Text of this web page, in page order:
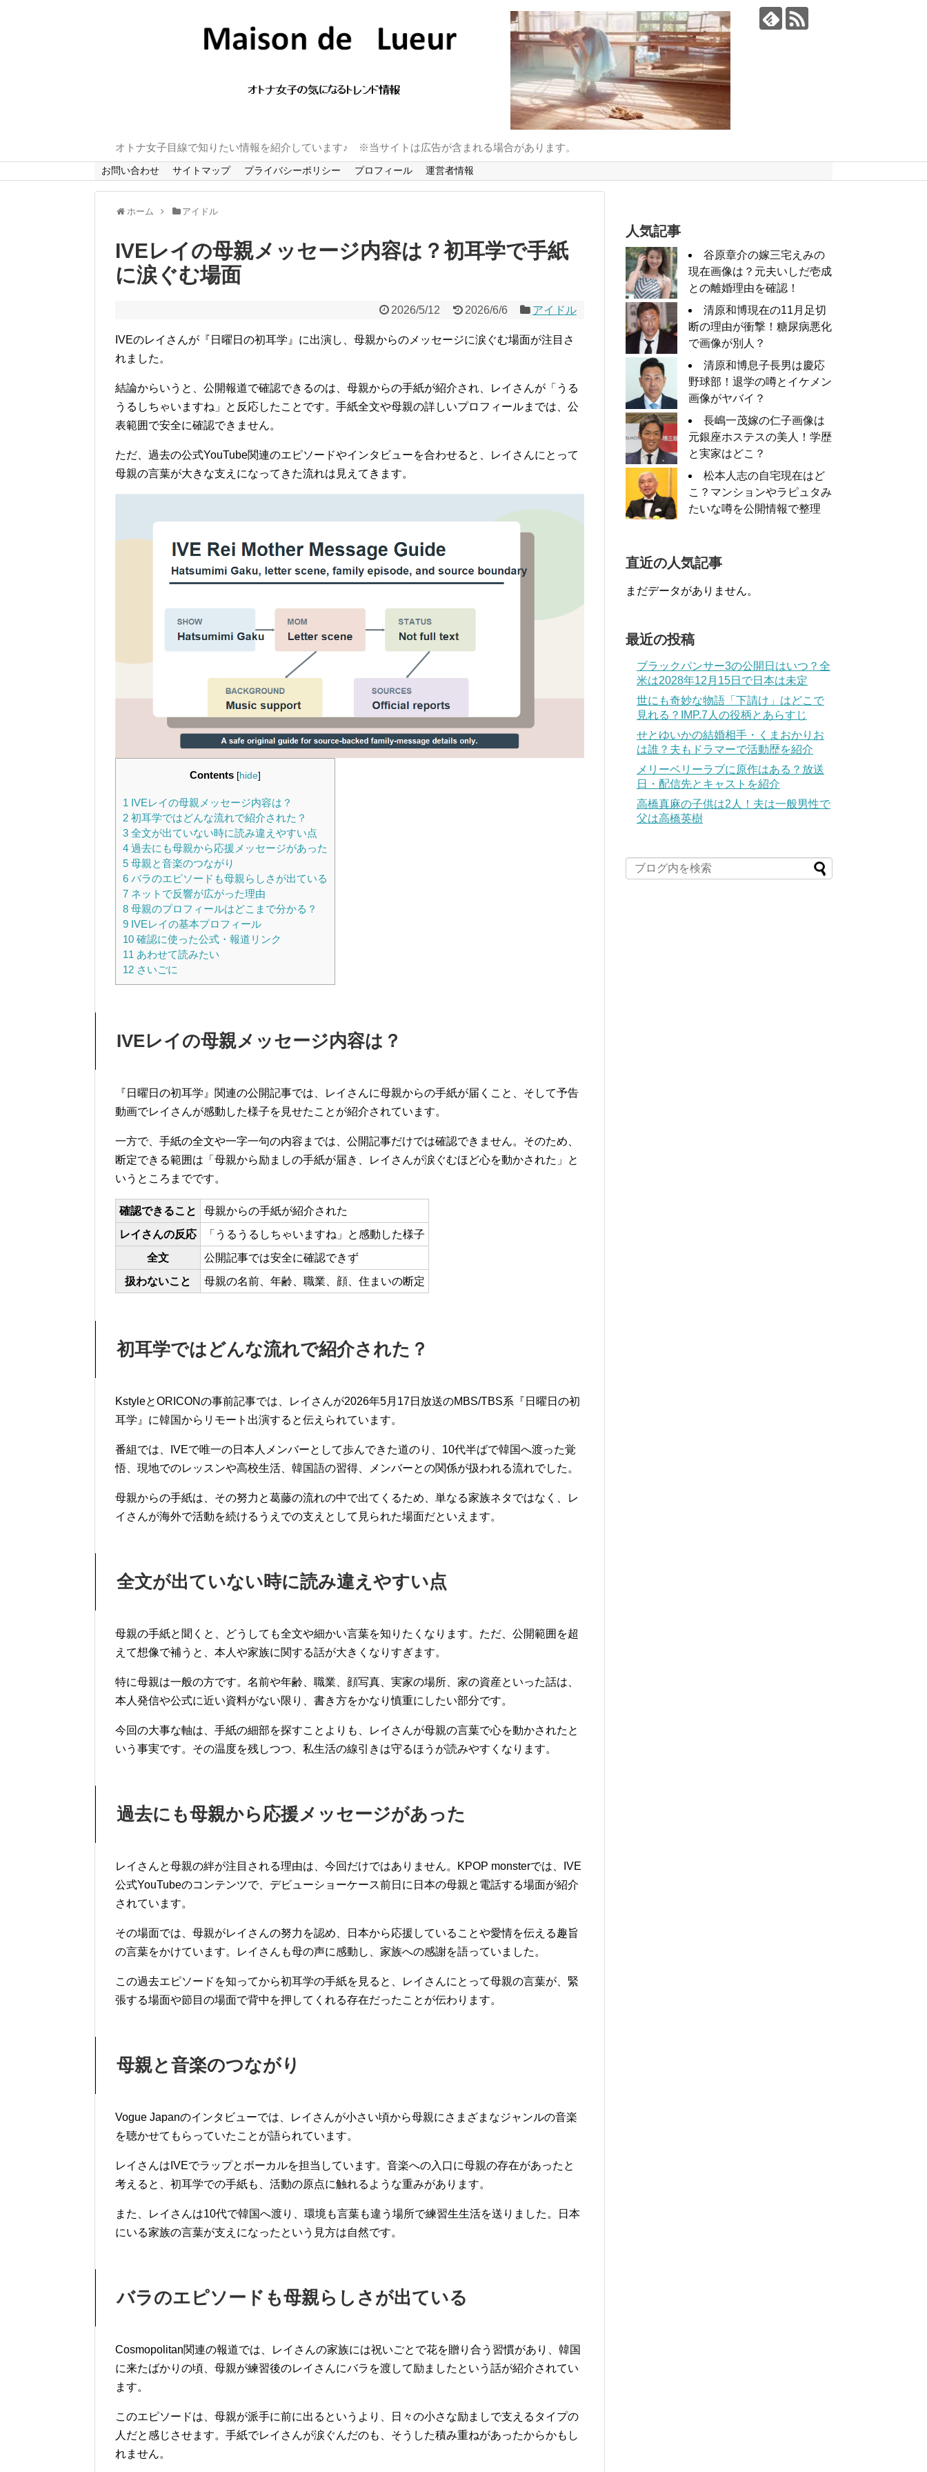
オトナ女子目線で知りたい情報を紹介しています♪ ※当サイトは広告が含まれる場合があります。
お問い合わせ サイトマップ プライバシーポリシー プロフィール 運営者情報
ホーム アイドル
IVEレイの母親メッセージ内容は？初耳学で手紙
に涙ぐむ場面
2026/5/12 2026/6/6 アイドル
IVEのレイさんが『日曜日の初耳学』に出演し、母親からのメッセージに涙ぐむ場面が注目さ
れました。
結論からいうと、公開報道で確認できるのは、母親からの手紙が紹介され、レイさんが「うる
うるしちゃいますね」と反応したことです。手紙全文や母親の詳しいプロフィールまでは、公
表範囲で安全に確認できません。
ただ、過去の公式YouTube関連のエピソードやインタビューを合わせると、レイさんにとって
母親の言葉が大きな支えになってきた流れは見えてきます。
Contents [hide]
1 IVEレイの母親メッセージ内容は？
2 初耳学ではどんな流れで紹介された？
3 全文が出ていない時に読み違えやすい点
4 過去にも母親から応援メッセージがあった
5 母親と音楽のつながり
6 バラのエピソードも母親らしさが出ている
7 ネットで反響が広がった理由
8 母親のプロフィールはどこまで分かる？
9 IVEレイの基本プロフィール
10 確認に使った公式・報道リンク
11 あわせて読みたい
12 さいごに
IVEレイの母親メッセージ内容は？
『日曜日の初耳学』関連の公開記事では、レイさんに母親からの手紙が届くこと、そして予告
動画でレイさんが感動した様子を見せたことが紹介されています。
一方で、手紙の全文や一字一句の内容までは、公開記事だけでは確認できません。そのため、
断定できる範囲は「母親から励ましの手紙が届き、レイさんが涙ぐむほど心を動かされた」と
いうところまでです。
確認できること
母親からの手紙が紹介された
レイさんの反応
「うるうるしちゃいますね」と感動した様子
全文
公開記事では安全に確認できず
扱わないこと
母親の名前、年齢、職業、顔、住まいの断定
初耳学ではどんな流れで紹介された？
KstyleとORICONの事前記事では、レイさんが2026年5月17日放送のMBS/TBS系『日曜日の初
耳学』に韓国からリモート出演すると伝えられています。
番組では、IVEで唯一の日本人メンバーとして歩んできた道のり、10代半ばで韓国へ渡った覚
悟、現地でのレッスンや高校生活、韓国語の習得、メンバーとの関係が扱われる流れでした。
母親からの手紙は、その努力と葛藤の流れの中で出てくるため、単なる家族ネタではなく、レ
イさんが海外で活動を続けるうえでの支えとして見られた場面だといえます。
全文が出ていない時に読み違えやすい点
母親の手紙と聞くと、どうしても全文や細かい言葉を知りたくなります。ただ、公開範囲を超
えて想像で補うと、本人や家族に関する話が大きくなりすぎます。
特に母親は一般の方です。名前や年齢、職業、顔写真、実家の場所、家の資産といった話は、
本人発信や公式に近い資料がない限り、書き方をかなり慎重にしたい部分です。
今回の大事な軸は、手紙の細部を探すことよりも、レイさんが母親の言葉で心を動かされたと
いう事実です。その温度を残しつつ、私生活の線引きは守るほうが読みやすくなります。
過去にも母親から応援メッセージがあった
レイさんと母親の絆が注目される理由は、今回だけではありません。KPOP monsterでは、IVE
公式YouTubeのコンテンツで、デビューショーケース前日に日本の母親と電話する場面が紹介
されています。
その場面では、母親がレイさんの努力を認め、日本から応援していることや愛情を伝える趣旨
の言葉をかけています。レイさんも母の声に感動し、家族への感謝を語っていました。
この過去エピソードを知ってから初耳学の手紙を見ると、レイさんにとって母親の言葉が、緊
張する場面や節目の場面で背中を押してくれる存在だったことが伝わります。
母親と音楽のつながり
Vogue Japanのインタビューでは、レイさんが小さい頃から母親にさまざまなジャンルの音楽
を聴かせてもらっていたことが語られています。
レイさんはIVEでラップとボーカルを担当しています。音楽への入口に母親の存在があったと
考えると、初耳学での手紙も、活動の原点に触れるような重みがあります。
また、レイさんは10代で韓国へ渡り、環境も言葉も違う場所で練習生生活を送りました。日本
にいる家族の言葉が支えになったという見方は自然です。
バラのエピソードも母親らしさが出ている
Cosmopolitan関連の報道では、レイさんの家族には祝いごとで花を贈り合う習慣があり、韓国
に来たばかりの頃、母親が練習後のレイさんにバラを渡して励ましたという話が紹介されてい
ます。
このエピソードは、母親が派手に前に出るというより、日々の小さな励ましで支えるタイプの
人だと感じさせます。手紙でレイさんが涙ぐんだのも、そうした積み重ねがあったからかもし
れません。
人気記事
谷原章介の嫁三宅えみの
現在画像は？元夫いしだ壱成
との離婚理由を確認！
清原和博現在の11月足切
断の理由が衝撃！糖尿病悪化
で画像が別人？
清原和博息子長男は慶応
野球部！退学の噂とイケメン
画像がヤバイ？
長嶋一茂嫁の仁子画像は
元銀座ホステスの美人！学歴
と実家はどこ？
松本人志の自宅現在はど
こ？マンションやラピュタみ
たいな噂を公開情報で整理
直近の人気記事
まだデータがありません。
最近の投稿
ブラックパンサー3の公開日はいつ？全
米は2028年12月15日で日本は未定
世にも奇妙な物語「下請け」はどこで
見れる？IMP.7人の役柄とあらすじ
せとゆいかの結婚相手・くまおかりお
は誰？夫もドラマーで活動歴を紹介
メリーベリーラブに原作はある？放送
日・配信先とキャストを紹介
高橋真麻の子供は2人！夫は一般男性で
父は高橋英樹